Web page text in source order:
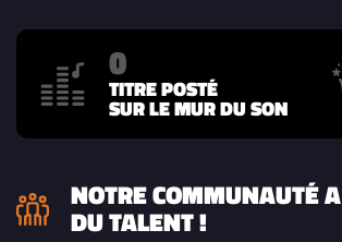
0
TITRE POSTÉ
SUR LE MUR DU SON
NOTRE COMMUNAUTÉ A
DU TALENT !